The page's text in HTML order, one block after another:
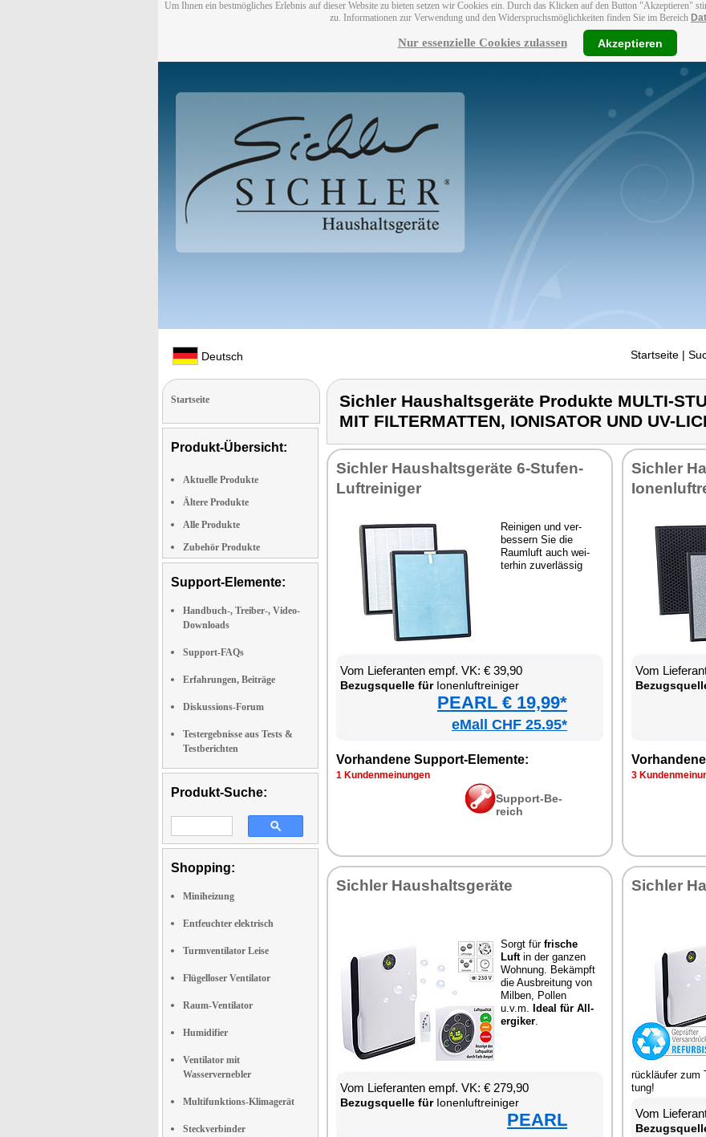
Um Ihnen ein bestmögliches Erlebnis auf dieser Website zu bieten setzen wir Cookies ein. Durch das Klicken auf den Button "Akzeptieren"
zu. Informationen zur Verwendung und den Widerspruchsmöglichkeiten finden Sie im Bereich
Nur essenzielle Cookies zulassen Akzeptieren
Deutsch Startseite |
Startseite
Produkt-Übersicht:
Aktuelle Produkte
Ältere Produkte
Alle Produkte
Zubehör Produkte
Support-Elemente:
Handbuch-, Treiber-, Video-
Downloads
Support-FAQs
Erfahrungen, Beiträge
Diskussions-Forum
Testergebnisse aus Tests &
Testberichten
Produkt-Suche:
Shopping:
Miniheizung
Entfeuchter elektrisch
Turmventilator Leise
Flügelloser Ventilator
Raum-Ventilator
Humidifier
Ventilator mit
Wasservernebler
Multifunktions-Klimagerät
Steckverbinder
Sichler Haushaltsgeräte Produkte MULTI-
MIT FILTERMATTEN, IONISATOR UND UV-
Sich­ler Haus­halts­ge­rä­te 6-Stu­fen-
Luft­rei­ni­ger
Rei­ni­gen und ver­
bes­sern Sie die
Raum­luft auch wei­
ter­hin zu­ver­läs­sig
Vom Lie­fe­ran­ten empf. VK: € 39,90
Be­zugs­quel­le fürIo­nen­luft­rei­ni­ger
PEARL € 19,99*
eMall CHF 25.95*
Vor­han­de­ne Sup­port-Ele­men­te:
1 Kun­den­mei­nun­gen
Sup­port-Be­
reich
Sich­ler
Vom
3
Sich­ler Haus­halts­ge­rä­te
Sorgt für fri­sche
Luftin der gan­zen
Woh­nung. Be­kämpft
die Aus­brei­tung von
Mil­ben, Pol­len
u.v.m. Ide­al für All­
er­gi­ker.
Vom Lie­fe­ran­ten empf. VK: € 279,90
Be­zugs­quel­le fürIo­nen­luft­rei­ni­ger
PEARL
Sich­ler
rück­läu­fer zum
tung!
Vom